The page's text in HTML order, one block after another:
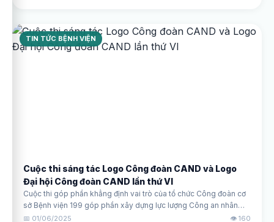
TIN TỨC BỆNH VIỆN
Cuộc thi sáng tác Logo Công đoàn CAND và Logo
Đại hội Công đoàn CAND lần thứ VI
Cuộc thi góp phần khẳng định vai trò của tổ chức Công đoàn cơ
sở Bệnh viện 199 góp phần xây dựng lực lượng Công an nhân
dân cách mạng, chính quy, tinh nhuệ, từng bước hiện đại và trong
📅 01/06/2025 👁️ 160